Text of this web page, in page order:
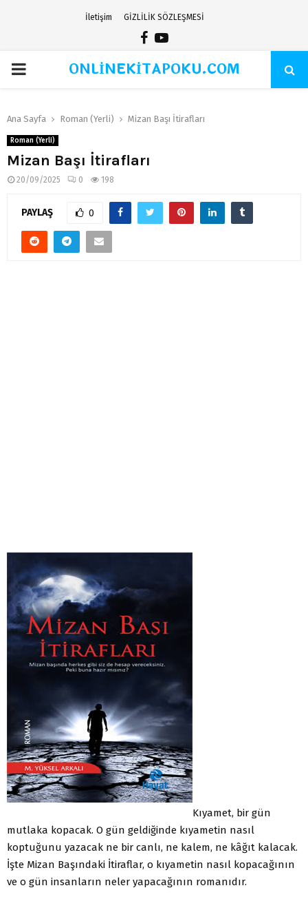
İletişim GİZLİLİK SÖZLEŞMESİ
Facebook
Youtube
PRIMARYONLİNEKİTAPOKU.COM
Ana Sayfa Roman (Yerli) Mizan Başı İtirafları
Roman (Yerli)
Mizan Başı İtirafları
20/09/2025 0 198
PAYLAŞ 0
Kıyamet, bir gün
mutlaka kopacak. O gün geldiğinde kıyametin nasıl
koptuğunu yazacak ne bir canlı, ne kalem, ne kâğıt kalacak.
İşte Mizan Başındaki İtiraflar, o kıyametin nasıl kopacağının
ve o gün insanların neler yapacağının romanıdır.